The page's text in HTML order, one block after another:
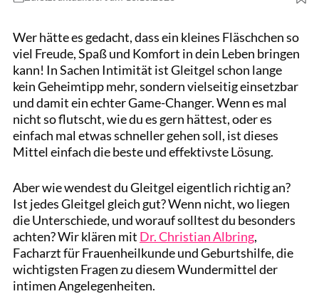
Wer hätte es gedacht, dass ein kleines Fläschchen so
viel Freude, Spaß und Komfort in dein Leben bringen
kann! In Sachen Intimität ist Gleitgel schon lange
kein Geheimtipp mehr, sondern vielseitig einsetzbar
und damit ein echter Game-Changer. Wenn es mal
nicht so flutscht, wie du es gern hättest, oder es
einfach mal etwas schneller gehen soll, ist dieses
Mittel einfach die beste und effektivste Lösung.
Aber wie wendest du Gleitgel eigentlich richtig an?
Ist jedes Gleitgel gleich gut? Wenn nicht, wo liegen
die Unterschiede, und worauf solltest du besonders
achten? Wir klären mit Dr. Christian Albring,
Facharzt für Frauenheilkunde und Geburtshilfe, die
wichtigsten Fragen zu diesem Wundermittel der
intimen Angelegenheiten.